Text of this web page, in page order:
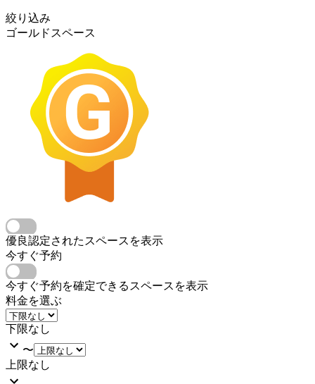
絞り込み
ゴールドスペース
優良認定されたスペースを表示
今すぐ予約
今すぐ予約を確定できるスペースを表示
料金を選ぶ
下限なし
〜
上限なし